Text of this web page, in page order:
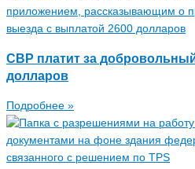
CBP платит за
долларов
Подробнее »